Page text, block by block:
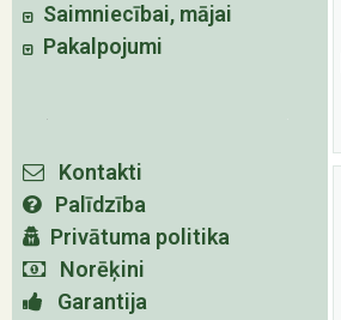
Saimniecībai, mājai
Pakalpojumi
Kontakti
Palīdzība
Privātuma politika
Norēķini
Garantija